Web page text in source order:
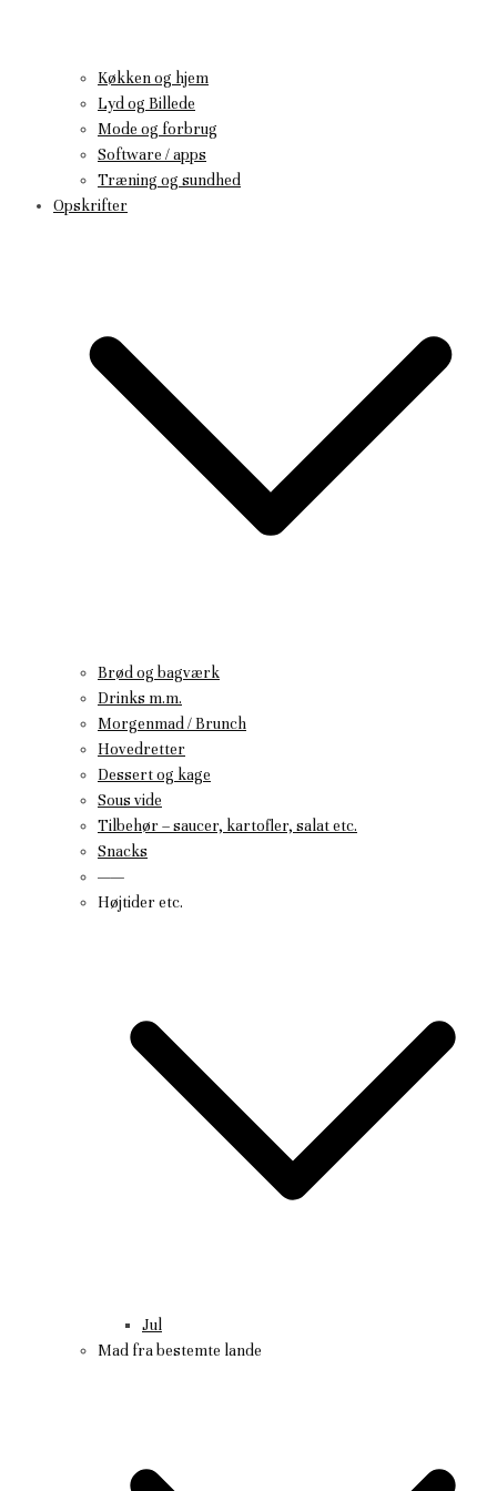
Køkken og hjem
Lyd og Billede
Mode og forbrug
Software / apps
Træning og sundhed
Opskrifter
Brød og bagværk
Drinks m.m.
Morgenmad / Brunch
Hovedretter
Dessert og kage
Sous vide
Tilbehør – saucer, kartofler, salat etc.
Snacks
——
Højtider etc.
Jul
Mad fra bestemte lande